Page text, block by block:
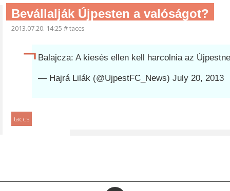
Bevállalják Újpesten a valóságot?
2013.07.20. 14:25 #taccs
Balajcza: A kiesés ellen kell harcolnia az
— Hajrá Lilák (@UjpestFC_News)July 20, 2013
taccs